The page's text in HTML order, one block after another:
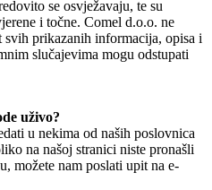
se osvježavaju, te su
i točne. Comel d.o.o. ne
svih prikazanih informacija, opisa i
slučajevima mogu odstupati
uživo?
u nekima od naših poslovnica
na našoj stranici niste pronašli
možete nam poslati upit na e-